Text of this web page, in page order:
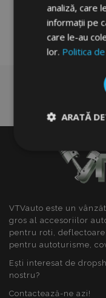
VTVauto este un
gros al accesoriilor
pentru roti,
pentru autoturisme,
Ești interesat de
nostru?
Contactează-ne azi!
analiză, care
informații pe
care le-au
lor. Politica
ARATĂ
necesare